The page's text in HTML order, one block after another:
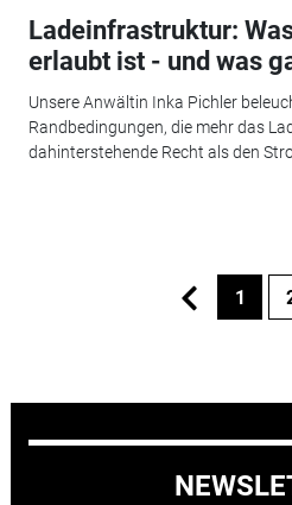
Ladeinfrastruktur:
erlaubt ist - und was
Unsere Anwältin Inka Pichler
Randbedingungen, die mehr das
dahinterstehende Recht als den
1